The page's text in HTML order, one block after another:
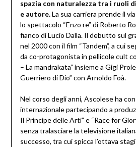
spazia con naturalezza tra i ruoli
e autore.La sua carriera prende il
lo spettacolo “Enzo re” di Roberto
fianco di Lucio Dalla. Il debutto sul
nel 2000 con il film “Tandem”, a cui
da co-protagonista in pellicole cult
– La mandrakata” insieme a Gigi
Guerriero di Dio” con Arnoldo Foà.
Nel corso degli anni, Ascolese ha
internazionale partecipando a
Il Principe delle Arti” e “Race for
senza tralasciare la televisione
successo, tra cui spicca l’ottava